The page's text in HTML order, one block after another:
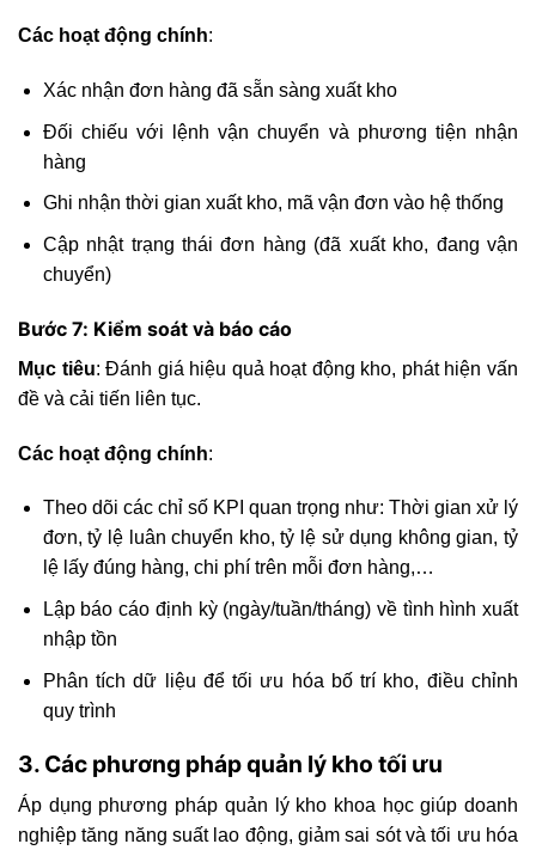
Các hoạt động chính:
Xác nhận đơn hàng đã sẵn sàng xuất kho
Đối chiếu với lệnh vận chuyển và phương tiện nhận
hàng
Ghi nhận thời gian xuất kho, mã vận đơn vào hệ thống
Cập nhật trạng thái đơn hàng (đã xuất kho, đang vận
chuyển)
Bước 7: Kiểm soát và báo cáo
Mục tiêu: Đánh giá hiệu quả hoạt động kho, phát hiện vấn
đề và cải tiến liên tục.
Các hoạt động chính:
Theo dõi các chỉ số KPI quan trọng như: Thời gian xử lý
đơn, tỷ lệ luân chuyển kho, tỷ lệ sử dụng không gian, tỷ
lệ lấy đúng hàng, chi phí trên mỗi đơn hàng,…
Lập báo cáo định kỳ (ngày/tuần/tháng) về tình hình xuất
nhập tồn
Phân tích dữ liệu để tối ưu hóa bố trí kho, điều chỉnh
quy trình
3. Các phương pháp quản lý kho tối ưu
Áp dụng phương pháp quản lý kho khoa học giúp doanh
nghiệp tăng năng suất lao động, giảm sai sót và tối ưu hóa